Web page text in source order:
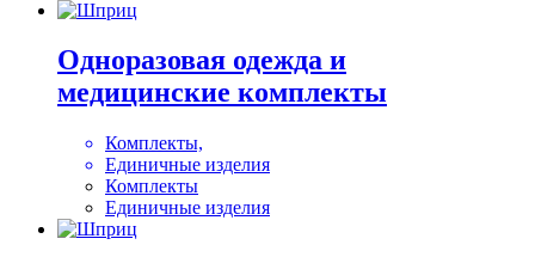
Одноразовая одежда и
медицинские комплекты
Комплекты,
Единичные изделия
Комплекты
Единичные изделия